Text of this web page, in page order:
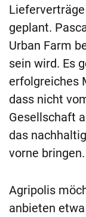
geplant.
Urban Farm
sein wird. Es
erfolgreiches
dass nicht
Gesellschaft
das
vorne bringen.
Agripolis
anbieten